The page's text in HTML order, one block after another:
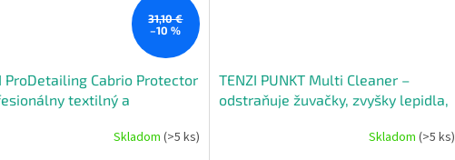
31,10 €
–10 %
ProDetailing Cabrio Protector
textilný a
Skladom (>5 ks)
TENZI PUNKT Multi Cleaner –
odstraňuje žuvačky, zvyšky lepidla,
Skladom (>5 ks)